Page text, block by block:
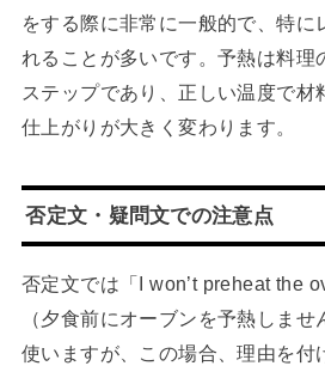
をする際に非常に一般的で、特に
れることが多いです。予熱は料理
ステップであり、正しい温度で材
仕上がりが大きく変わります。
否定文・疑問文での注意点
否定文では「I won’t preheat the
（夕食前にオーブンを予熱しま
使いますが、この場合、理由を付